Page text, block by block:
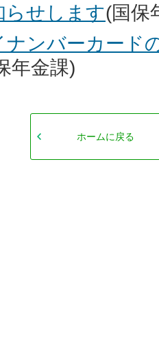
らせします(国保
ナンバーカード
年金課)
ホームに戻る